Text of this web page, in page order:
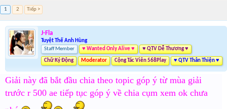
1 2 Tiếp >
J-Fla
Tuyệt Thế Anh Hùng
Staff Member
♥ Wanted Only Alive ♥ ♥ QTV Dễ Thương ♥
Chữ Ký Động Moderator Cộng Tác Viên 568Play ♥ QTV Thân Thiện ♥
Giải này đã bắt đầu chia theo topic góp ý từ mùa giải
trước r 500 ae tiếp tục góp ý về chia cụm xem ok chưa